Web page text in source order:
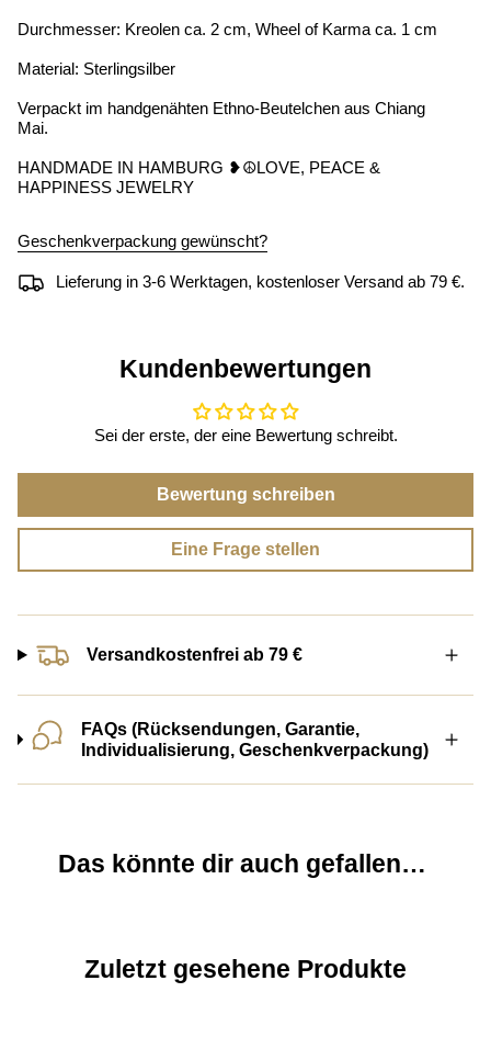
Durchmesser: Kreolen ca. 2 cm, Wheel of Karma ca. 1 cm
Material: Sterlingsilber
Verpackt im handgenähten Ethno-Beutelchen aus Chiang
Mai.
HANDMADE IN HAMBURG ❥☮LOVE, PEACE &
HAPPINESS JEWELRY
Geschenkverpackung gewünscht?
Lieferung in 3-6 Werktagen, kostenloser Versand ab 79 €.
Kundenbewertungen
Sei der erste, der eine Bewertung schreibt.
Bewertung schreiben
Eine Frage stellen
Versandkostenfrei ab 79 €
FAQs (Rücksendungen, Garantie,
Individualisierung, Geschenkverpackung)
Das könnte dir auch gefallen…
Zuletzt gesehene Produkte